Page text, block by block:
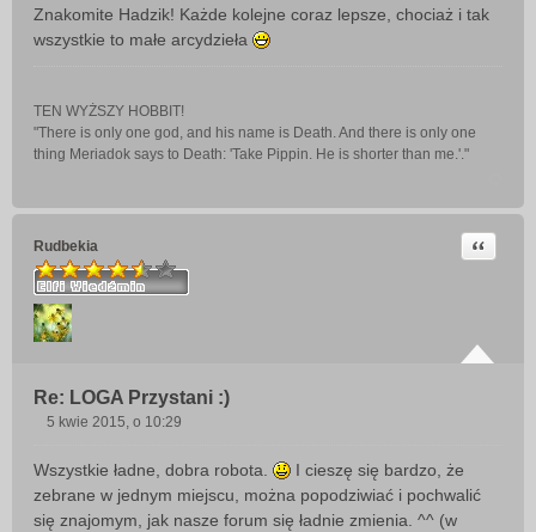
s
t
Znakomite Hadzik! Każde kolejne coraz lepsze, chociaż i tak
wszystkie to małe arcydzieła
TEN WYŻSZY HOBBIT!
"There is only one god, and his name is Death. And there is only one
thing Meriadok says to Death: 'Take Pippin. He is shorter than me.'."
Rudbekia
Re: LOGA Przystani :)
Cytuj
s
t
5 kwie 2015, o 10:29
Wszystkie ładne, dobra robota.
I cieszę się bardzo, że
zebrane w jednym miejscu, można popodziwiać i pochwalić
się znajomym, jak nasze forum się ładnie zmienia. ^^ (w